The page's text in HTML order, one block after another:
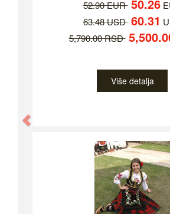
52.90 EUR 50.26
63.48 USD 60.31
5,790.00 RSD
Više detalja